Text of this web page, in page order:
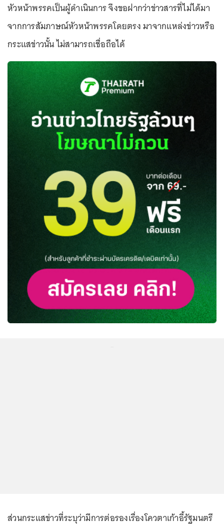
หัวหน้าพรรคเป็นผู้ดำเนินการ จึงขอฝากว่าข่าวสารที่ไม่ได้มา
จากการสัมภาษณ์หัวหน้าพรรคโดยตรง มาจากแหล่งข่าวหรือ
กระแสข่าวนั้น ไม่สามารถเชื่อถือได้
ส่วนกระแสข่าวที่ระบุว่ามีการต่อรองเรื่องโควตาเก้าอี้รัฐมนตรี